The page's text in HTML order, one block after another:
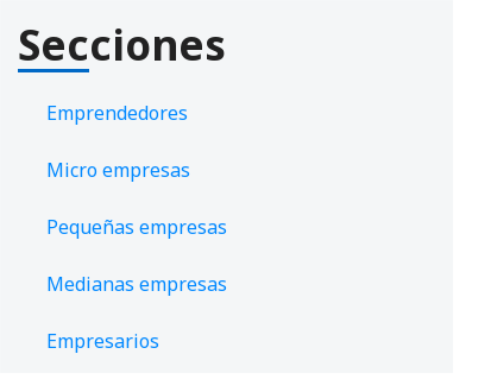
Secciones
Emprendedores
Micro empresas
Pequeñas empresas
Medianas empresas
Empresarios